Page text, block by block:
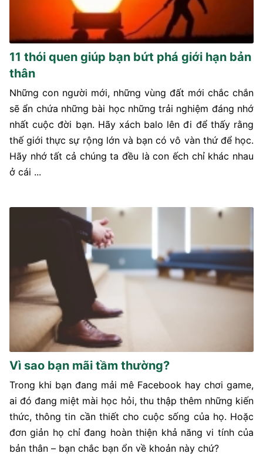
11 thói quen giúp bạn bứt phá giới hạn bản
thân
Những con người mới, những vùng đất mới chắc chắn
sẽ ẩn chứa những bài học những trải nghiệm đáng nhớ
nhất cuộc đời bạn. Hãy xách balo lên đi để thấy rằng
thế giới thực sự rộng lớn và bạn có vô vàn thứ để học.
Hãy nhớ tất cả chúng ta đều là con ếch chỉ khác nhau
ở cái ...
Vì sao bạn mãi tầm thường?
Trong khi bạn đang mải mê Facebook hay chơi game,
ai đó đang miệt mài học hỏi, thu thập thêm những kiến
thức, thông tin cần thiết cho cuộc sống của họ. Hoặc
đơn giản họ chỉ đang hoàn thiện khả năng vi tính của
bản thân – bạn chắc bạn ổn về khoản này chứ?